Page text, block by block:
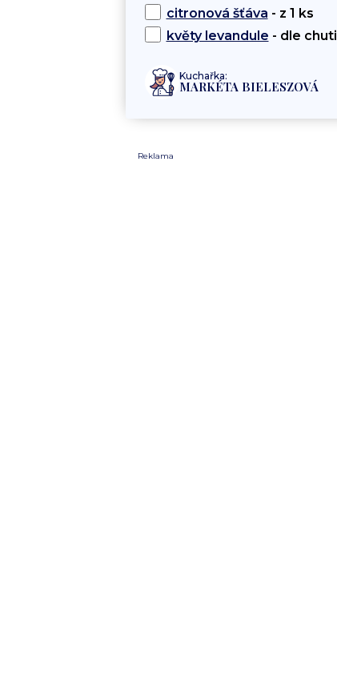
citronová šťáva - z 1 ks
květy levandule - dle chuti
Kuchařka:
MARKÉTA BIELESZOVÁ
Reklama